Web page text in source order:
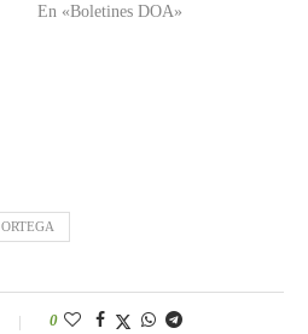
En «Boletines DOA»
ORTEGA
0